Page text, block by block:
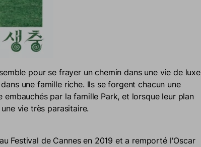
pour se frayer un chemin dans une vie de luxe
une famille riche. Ils se forgent chacun une
par la famille Park, et lorsque leur plan
vie très parasitaire.
Festival de Cannes en 2019 et a remporté l'Oscar